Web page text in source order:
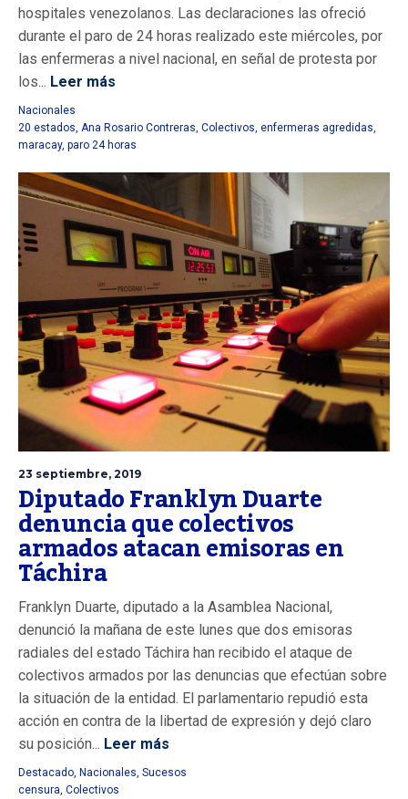
hospitales venezolanos. Las declaraciones las ofreció
durante el paro de 24 horas realizado este miércoles, por
las enfermeras a nivel nacional, en señal de protesta por
los... Leer más
Nacionales
20 estados Ana Rosario Contreras Colectivos enfermeras agredidas
maracay, paro 24 horas
23 septiembre, 2019
Diputado Franklyn Duarte
denuncia que colectivos
armados atacan emisoras en
Táchira
Franklyn Duarte, diputado a la Asamblea Nacional,
denunció la mañana de este lunes que dos emisoras
radiales del estado Táchira han recibido el ataque de
colectivos armados por las denuncias que efectúan sobre
la situación de la entidad. El parlamentario repudió esta
acción en contra de la libertad de expresión y dejó claro
su posición... Leer más
Destacado Nacionales Sucesos
censura Colectivos